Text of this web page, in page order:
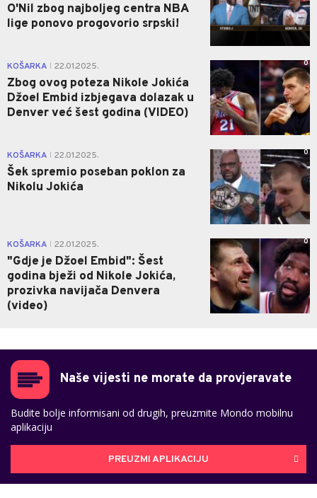
O'Nil zbog najboljeg centra NBA
lige ponovo progovorio srpski!
KOŠARKA 22.01.2025.
Zbog ovog poteza Nikole Jokića
Džoel Embid izbjegava dolazak u
Denver već šest godina (VIDEO)
0
KOŠARKA 22.01.2025.
Šek spremio poseban poklon za
Nikolu Jokića
0
KOŠARKA 22.01.2025.
"Gdje je Džoel Embid": Šest
godina bježi od Nikole Jokića,
prozivka navijača Denvera
(video)
0
Naše vijesti ne morate da provjeravate
Budite bolje informisani od drugih, preuzmite Mondo mobilnu
aplikaciju
PREUZMI APLIKACIJU